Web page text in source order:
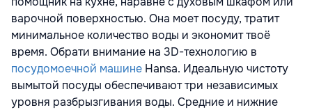
варочной поверхностью. Она моет посуду, тратит
минимальное количество воды и экономит твоё
время. Обрати внимание на 3D-технологию в
посудомоечной машине Hansa. Идеальную чистоту
вымытой посуды обеспечивают три независимых
уровня разбрызгивания воды. Средние и нижние